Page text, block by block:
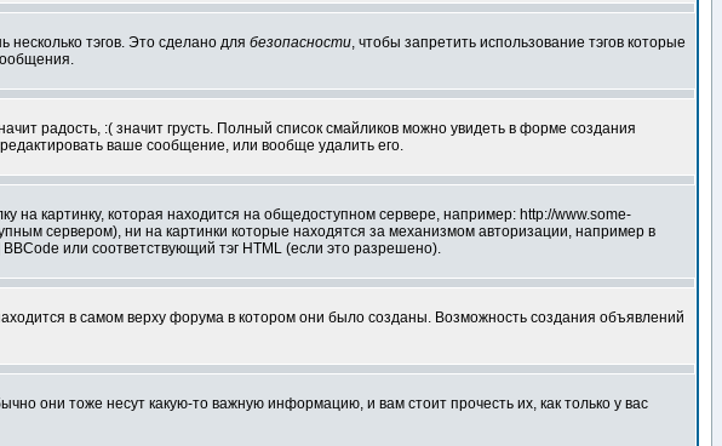
несколько тэгов. Это сделано для безопасности, чтобы запретить использование тэгов которые
радость, :( значит грусть. Полный список смайликов можно увидеть в форме создания
ваше сообщение, или вообще удалить его.
на картинку, которая находится на общедоступном сервере, например: http://www.some-
сервером), ни на картинки которые находятся за механизмом авторизации, например в
или соответствующий тэг HTML (если это разрешено).
в самом верху форума в котором они было созданы. Возможность создания объявлений
они тоже несут какую-то важную информацию, и вам стоит прочесть их, как только у вас